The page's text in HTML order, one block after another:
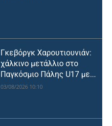
Γκεβόργκ Χαρουτιουνιάν:
χάλκινο μετάλλιο στο
Παγκόσμιο Πάλης U17 με...
03/08/2026 10:10